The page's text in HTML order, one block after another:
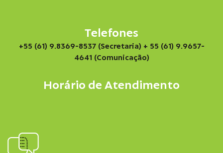
Telefones
+55 (61) 9.8369-8537 (Secretaria) + 55 (61) 9.9657-
4641 (Comunicação)
Horário de Atendimento